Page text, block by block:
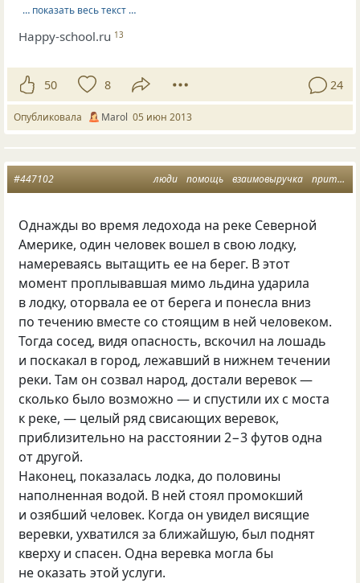
… показать весь текст …
Happy-school.ru 13
50 8 24
Опубликовала Marol 05 июн 2013
люди помощь взаимовыручка притча
#447102
Однажды во время ледохода на реке Северной
Америке, один человек вошел в свою лодку,
намереваясь вытащить ее на берег. В этот
момент проплывавшая мимо льдина ударила
в лодку, оторвала ее от берега и понесла вниз
по течению вместе со стоящим в ней человеком.
Тогда сосед, видя опасность, вскочил на лошадь
и поскакал в город, лежавший в нижнем течении
реки. Там он созвал народ, достали веревок —
сколько было возможно — и спустили их с моста
к реке, — целый ряд свисающих веревок,
приблизительно на расстоянии 2−3 футов одна
от другой.
Наконец, показалась лодка, до половины
наполненная водой. В ней стоял промокший
и озябший человек. Когда он увидел висящие
веревки, ухватился за ближайшую, был поднят
кверху и спасен. Одна веревка могла бы
не оказать этой услуги.